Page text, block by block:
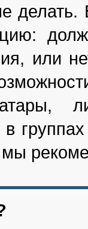
делать.
или